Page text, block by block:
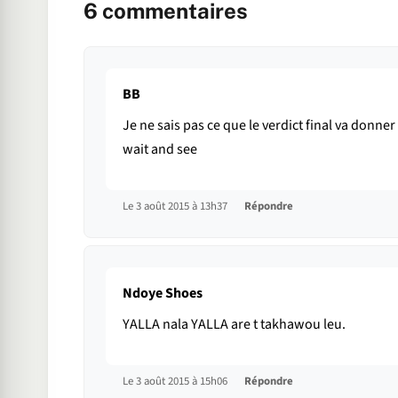
6 commentaires
BB
Je ne sais pas ce que le verdict final va
wait and see
Le 3 août 2015 à 13h37 Répondre
Ndoye Shoes
YALLA nala YALLA are t takhawou leu.
Le 3 août 2015 à 15h06 Répondre